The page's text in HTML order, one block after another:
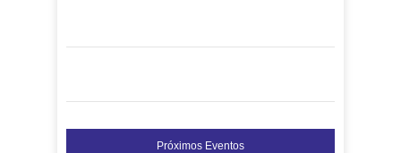
Próximos Eventos